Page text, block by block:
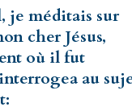
je méditais sur
cher Jésus,
où il fut
au